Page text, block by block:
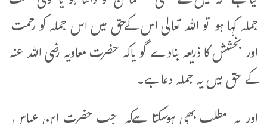
جملہ کہا ہو تو اللہ تعالی اس کےحق میں اس جملہ کو رحمت
اور بخشش کا ذریعہ بنادے گو یاکہ حضرت معاویہ رضی اللہ عنہ
کے حق میں یہ جملہ دعا ہے۔